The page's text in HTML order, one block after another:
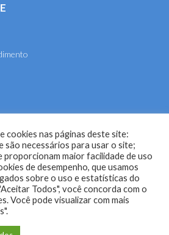
de Engenharia e Agronomia de
cookies nas páginas deste site:
são necessários para usar o site;
proporcionam maior facilidade de uso
de desempenho, que usamos
sobre o uso e estatísticas do
Todos", você concorda com o
Você pode visualizar com mais